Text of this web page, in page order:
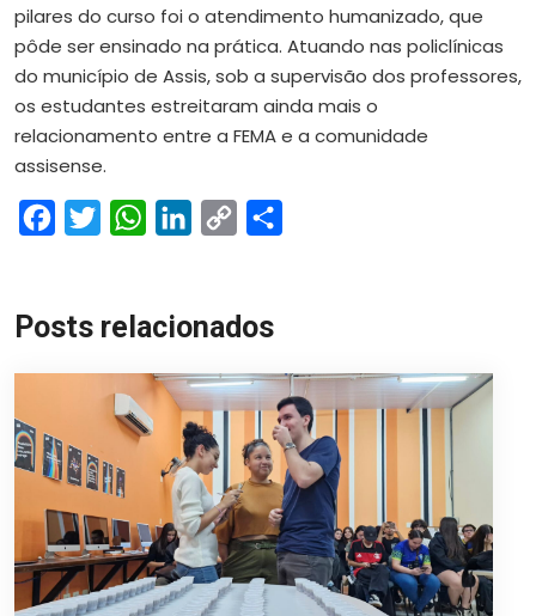
pilares do curso foi o atendimento humanizado, que
pôde ser ensinado na prática. Atuando nas policlínicas
do município de Assis, sob a supervisão dos professores,
os estudantes estreitaram ainda mais o
relacionamento entre a FEMA e a comunidade
assisense.
FacebookTwitterWhatsAppLinkedIn
Copy
Posts relacionados